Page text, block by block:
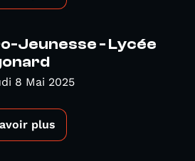
Jeunesse - Lycée
8 Mai 2025
plus